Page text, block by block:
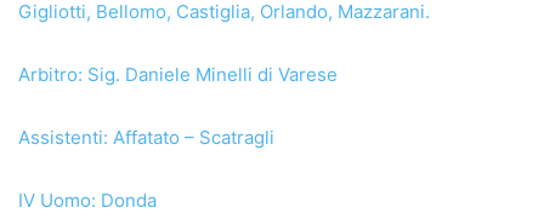
Gigliotti, Bellomo, Castiglia, Orlando, Mazzarani.
Arbitro: Sig. Daniele Minelli di Varese
Assistenti: Affatato – Scatragli
IV Uomo: Donda